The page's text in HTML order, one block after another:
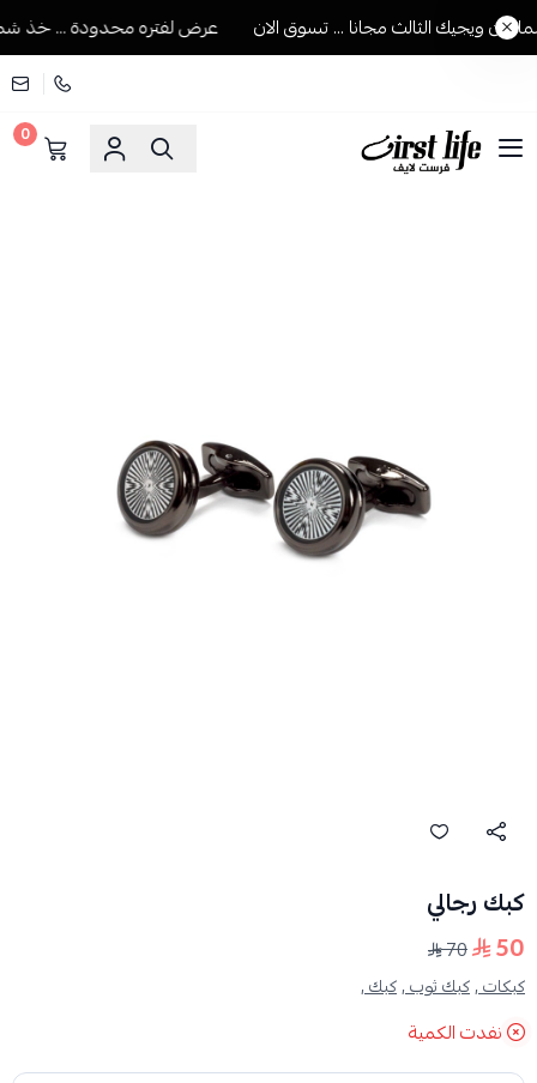
ويجيك الثالث مجانا ... تسوق الان عرض لفتره محدودة ... خذ
فرست لايف للمستلزمات الرجالية
0
كبك رجالي
50
70
كبكات ,كبك ثوب ,كبك ,
نفدت الكمية